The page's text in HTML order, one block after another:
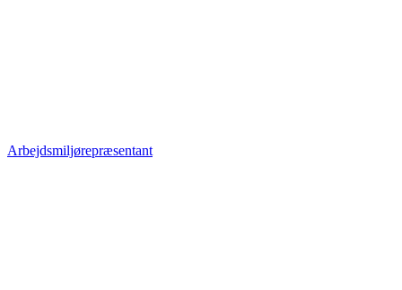
Arbejdsmiljørepræsentant